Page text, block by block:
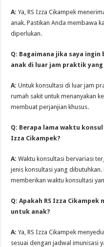
A: Ya, RS Izza Cikampek
anak. Pastikan Anda membawa
diperlukan.
Q: Bagaimana jika saya
anak di luar jam praktik
A: Untuk konsultasi di luar jam
rumah sakit untuk menanyakan
membuat perjanjian khusus.
Q: Berapa lama waktu
Izza Cikampek?
A: Waktu konsultasi bervariasi
jenis konsultasi yang dibutuhkan.
memberikan waktu konsultasi
Q: Apakah RS Izza
untuk anak?
A: Ya, RS Izza Cikampek
sesuai dengan jadwal imunisasi